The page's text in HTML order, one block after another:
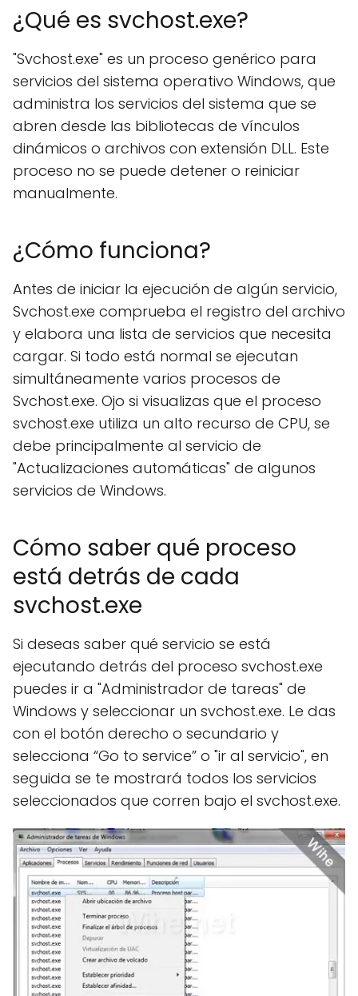
¿Qué es svchost.exe?
"Svchost.exe" es un proceso genérico para
servicios del sistema operativo Windows, que
administra los servicios del sistema que se
abren desde las bibliotecas de vínculos
dinámicos o archivos con extensión DLL. Este
proceso no se puede detener o reiniciar
manualmente.
¿Cómo funciona?
Antes de iniciar la ejecución de algún servicio,
Svchost.exe comprueba el registro del archivo
y elabora una lista de servicios que necesita
cargar. Si todo está normal se ejecutan
simultáneamente varios procesos de
Svchost.exe. Ojo si visualizas que el proceso
svchost.exe utiliza un alto recurso de CPU, se
debe principalmente al servicio de
"Actualizaciones automáticas" de algunos
servicios de Windows.
Cómo saber qué proceso
está detrás de cada
svchost.exe
Si deseas saber qué servicio se está
ejecutando detrás del proceso svchost.exe
puedes ir a "Administrador de tareas" de
Windows y seleccionar un svchost.exe. Le das
con el botón derecho o secundario y
selecciona “Go to service” o "ir al servicio", en
seguida se te mostrará todos los servicios
seleccionados que corren bajo el svchost.exe.